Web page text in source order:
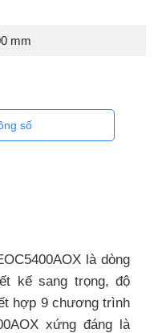
mm
số
là dòng
kế sang trọng, độ
hợp 9 chương trình
xứng đáng là